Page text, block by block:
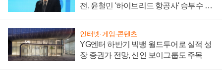
전, 윤철민 '하이브리드 항공사' 승부수 통
인터넷·게임·콘텐츠
YG엔터 하반기 빅뱅 월드투어로 실적 성
장 증권가 전망, 신인 보이그룹도 주목